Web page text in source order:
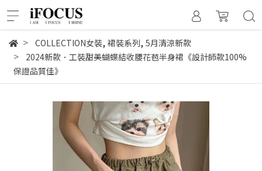
COLLECTION女裝, 裙裝系列, 5月清涼新款
2024新款．工裝甜美蝴蝶結收腰花苞半身裙《設計師款100%
保證品質佳》